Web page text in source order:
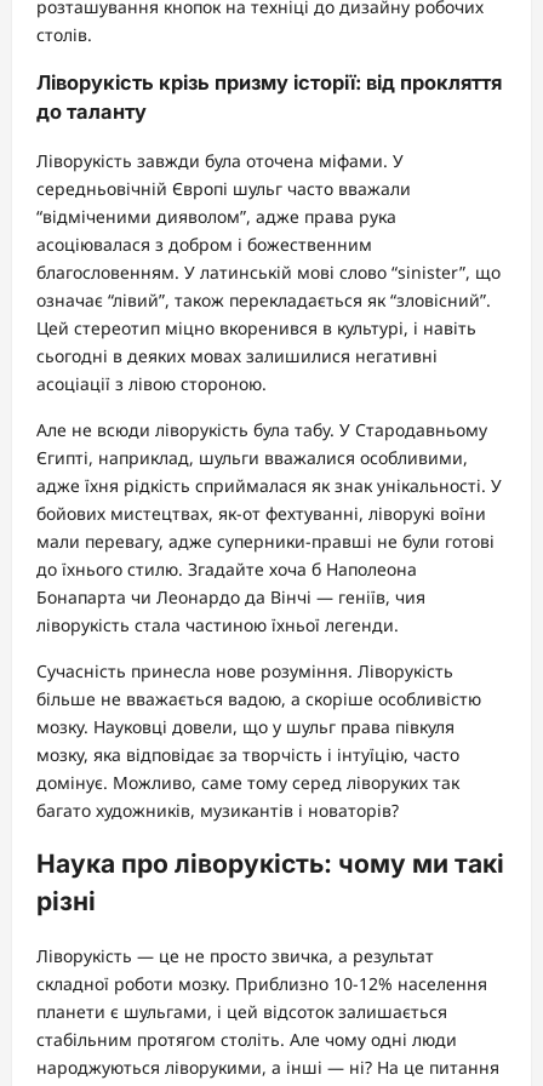
розташування кнопок на техніці до дизайну робочих
столів.
Ліворукість крізь призму історії: від прокляття
до таланту
Ліворукість завжди була оточена міфами. У
середньовічній Європі шульг часто вважали
“відміченими дияволом”, адже права рука
асоціювалася з добром і божественним
благословенням. У латинській мові слово “sinister”, що
означає “лівий”, також перекладається як “зловісний”.
Цей стереотип міцно вкоренився в культурі, і навіть
сьогодні в деяких мовах залишилися негативні
асоціації з лівою стороною.
Але не всюди ліворукість була табу. У Стародавньому
Єгипті, наприклад, шульги вважалися особливими,
адже їхня рідкість сприймалася як знак унікальності. У
бойових мистецтвах, як-от фехтуванні, ліворукі воїни
мали перевагу, адже суперники-правші не були готові
до їхнього стилю. Згадайте хоча б Наполеона
Бонапарта чи Леонардо да Вінчі — геніїв, чия
ліворукість стала частиною їхньої легенди.
Сучасність принесла нове розуміння. Ліворукість
більше не вважається вадою, а скоріше особливістю
мозку. Науковці довели, що у шульг права півкуля
мозку, яка відповідає за творчість і інтуїцію, часто
домінує. Можливо, саме тому серед ліворуких так
багато художників, музикантів і новаторів?
Наука про ліворукість: чому ми такі
різні
Ліворукість — це не просто звичка, а результат
складної роботи мозку. Приблизно 10-12% населення
планети є шульгами, і цей відсоток залишається
стабільним протягом століть. Але чому одні люди
народжуються ліворукими, а інші — ні? На це питання